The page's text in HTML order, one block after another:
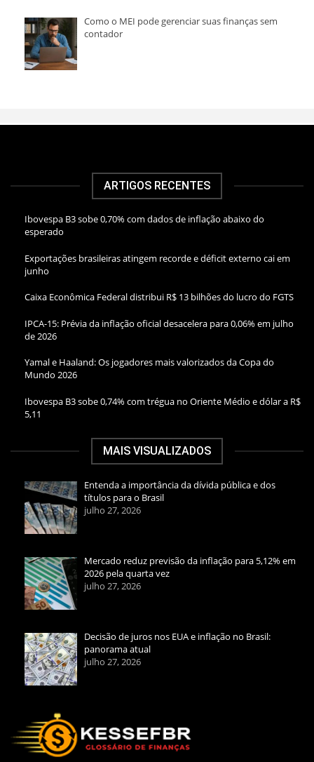
Como o MEI pode gerenciar suas finanças sem
contador
ARTIGOS RECENTES
Ibovespa B3 sobe 0,70% com dados de inflação abaixo do
esperado
Exportações brasileiras atingem recorde e déficit externo cai em
junho
Caixa Econômica Federal distribui R$ 13 bilhões do lucro do FGTS
IPCA-15: Prévia da inflação oficial desacelera para 0,06% em julho
de 2026
Yamal e Haaland: Os jogadores mais valorizados da Copa do
Mundo 2026
Ibovespa B3 sobe 0,74% com trégua no Oriente Médio e dólar a R$
5,11
MAIS VISUALIZADOS
Entenda a importância da dívida pública e dos
títulos para o Brasil
julho 27, 2026
Mercado reduz previsão da inflação para 5,12% em
2026 pela quarta vez
julho 27, 2026
Decisão de juros nos EUA e inflação no Brasil:
panorama atual
julho 27, 2026